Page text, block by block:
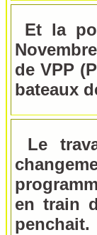
Et la
de VPP
bateaux
Le
en train
penchait.